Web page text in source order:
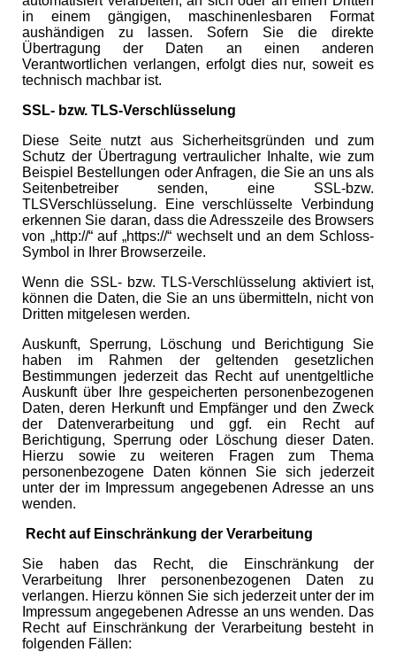
in einem gängigen, maschinenlesbaren Format
aushändigen zu lassen. Sofern Sie die direkte
Übertragung der Daten an einen anderen
Verantwortlichen verlangen, erfolgt dies nur, soweit es
technisch machbar ist.
SSL- bzw. TLS-Verschlüsselung
Diese Seite nutzt aus Sicherheitsgründen und zum
Schutz der Übertragung vertraulicher Inhalte, wie zum
Beispiel Bestellungen oder Anfragen, die Sie an uns als
Seitenbetreiber senden, eine SSL-bzw.
TLSVerschlüsselung. Eine verschlüsselte Verbindung
erkennen Sie daran, dass die Adresszeile des Browsers
von „http://“ auf „https://“ wechselt und an dem Schloss-
Symbol in Ihrer Browserzeile.
Wenn die SSL- bzw. TLS-Verschlüsselung aktiviert ist,
können die Daten, die Sie an uns übermitteln, nicht von
Dritten mitgelesen werden.
Auskunft, Sperrung, Löschung und Berichtigung Sie
haben im Rahmen der geltenden gesetzlichen
Bestimmungen jederzeit das Recht auf unentgeltliche
Auskunft über Ihre gespeicherten personenbezogenen
Daten, deren Herkunft und Empfänger und den Zweck
der Datenverarbeitung und ggf. ein Recht auf
Berichtigung, Sperrung oder Löschung dieser Daten.
Hierzu sowie zu weiteren Fragen zum Thema
personenbezogene Daten können Sie sich jederzeit
unter der im Impressum angegebenen Adresse an uns
wenden.
Recht auf Einschränkung der Verarbeitung
Sie haben das Recht, die Einschränkung der
Verarbeitung Ihrer personenbezogenen Daten zu
verlangen. Hierzu können Sie sich jederzeit unter der im
Impressum angegebenen Adresse an uns wenden. Das
Recht auf Einschränkung der Verarbeitung besteht in
folgenden Fällen: